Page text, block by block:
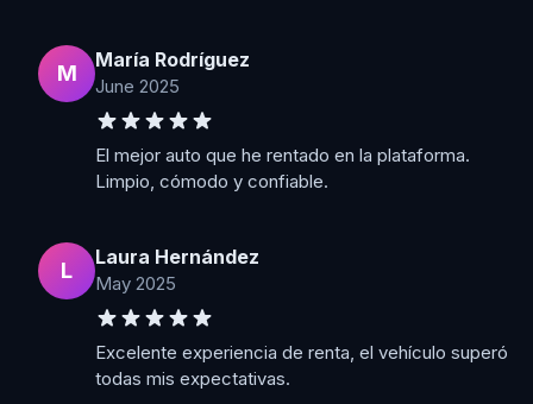
M
María Rodríguez
June 2025
El mejor auto que he rentado en la plataforma.
Limpio, cómodo y confiable.
L
Laura Hernández
May 2025
Excelente experiencia de renta, el vehículo superó
todas mis expectativas.